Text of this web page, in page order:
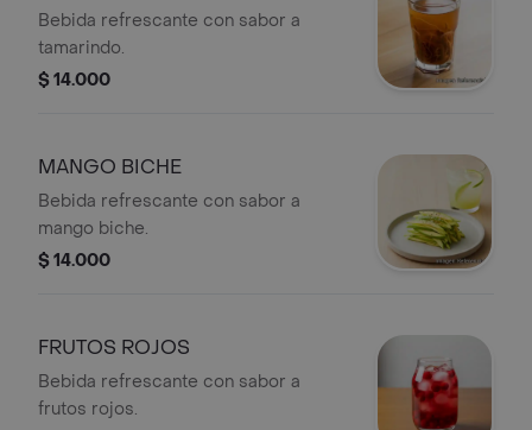
Bebida refrescante con sabor a
tamarindo.
$ 14.000
MANGO BICHE
Bebida refrescante con sabor a
mango biche.
$ 14.000
FRUTOS ROJOS
Bebida refrescante con sabor a
frutos rojos.